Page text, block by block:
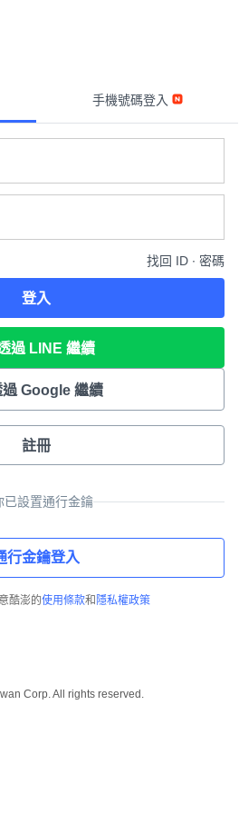
手機號碼登入
找回 ID ∙ 密碼
登入
過 LINE 繼續
過 Google 繼續
註冊
已設置通行金鑰
行金鑰登入
酷澎的使用條款和 隱私權政策
Corp. All rights reserved.